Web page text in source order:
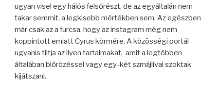
ugyan visel egy hálós felsőrészt, de az egyáltalán nem
takar semmit, a legkisebb mértékben sem. Az egészben
már csak az a furcsa, hogy az instagram még nem
koppintott emiatt Cyrus körmére. A közösségi portál
ugyanis tiltja az ilyen tartalmakat, amit a legtöbben
általában blőrözéssel vagy egy-két szmájlival szoktak
kijátszani.